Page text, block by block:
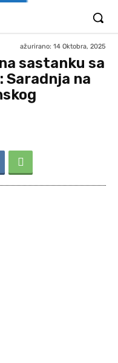
ažurirano: 14 Oktobra, 2025
sastanku sa
na